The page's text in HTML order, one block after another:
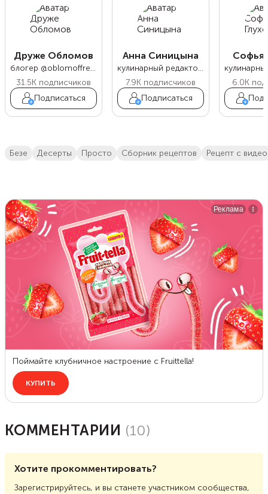
Друже Обломов
блогер @oblomoffrecipe
31.5K подписчиков
Подписаться
Анна Синицына
кулинарный редактор Food.ru
7.9K подписчиков
Подписаться
Софья
6.0K
безе десерты просто сборник рецептов рецепт с видео
КОММЕНТАРИИ (10)
Хотите прокомментировать?
Зарегистрируйтесь, и вы станете участником сообщества,